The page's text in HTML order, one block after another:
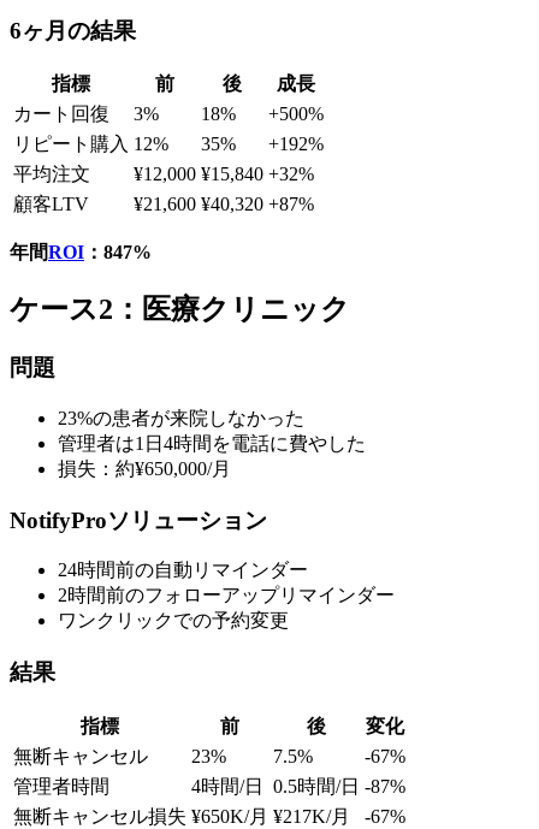
6ヶ月の結果
指標 前 後
成長
カート回復
3% 18%
+500%
リピート購入 12% 35%
+192%
平均注文
¥12,000 ¥15,840 +32%
顧客LTV
¥21,600 ¥40,320 +87%
年間ROI ：847%
ケース2：医療クリニック
問題
23%の患者が来院しなかった
管理者は1日4時間を電話に費やした
損失：約¥650,000/月
NotifyProソリューション
24時間前の自動リマインダー
2時間前のフォローアップリマインダー
ワンクリックでの予約変更
結果
指標 前 後
変化
無断キャンセル
23% 7.5%
-67%
管理者時間
4時間/日 0.5時間/日 -87%
無断キャンセル損失 ¥650K/月 ¥217K/月 -67%